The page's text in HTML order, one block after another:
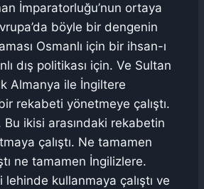
İmparatorluğu’nun ortaya
böyle bir dengenin
Osmanlı için bir ihsan-ı
dış politikası için. Ve Sultan
Almanya ile İngiltere
rekabeti yönetmeye çalıştı.
Bu ikisi arasındaki rekabetin
çalıştı. Ne tamamen
ne tamamen İngilizlere.
kullanmaya çalıştı ve